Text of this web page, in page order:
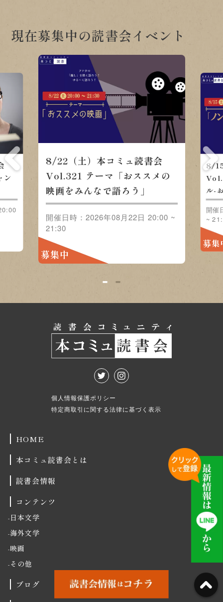
現在募集中の読書会イベント
ン
8/22（土）本コミュ読書会
Vol.321 テーマ「おススメの
映画をみんなで語ろう」
開催日時：2026年08月22日 20:00 ~
21:30
募集中
8/
ル-
開催
~
募集
1 2
個人情報保護ポリシー
特定商取引に関する法律に基づく表示
HOME
本コミュ読書会とは
読書会情報
コンテンツ
日本文学
海外文学
映画
その他
ブログ